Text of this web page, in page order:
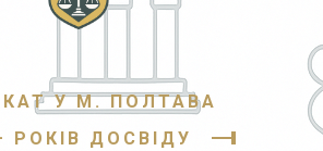
У М. ПОЛТАВА
РОКІВ ДОСВІДУ